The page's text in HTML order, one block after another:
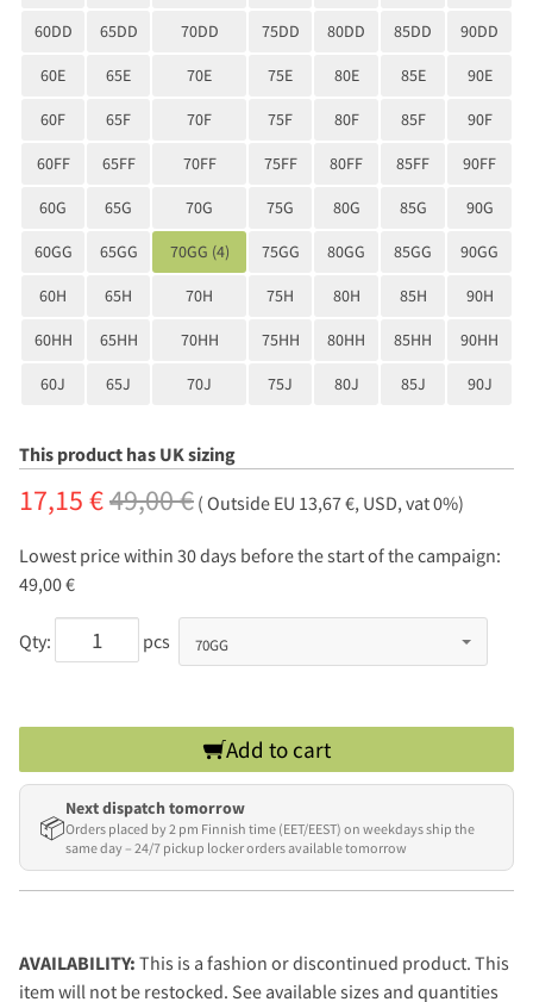
60DD 65DD 70DD 75DD 80DD 85DD 90DD
60E 65E 70E 75E 80E 85E 90E
60F 65F 70F 75F 80F 85F 90F
60FF 65FF 70FF 75FF 80FF 85FF 90FF
60G 65G 70G 75G 80G 85G 90G
60GG 65GG 70GG (4) 75GG 80GG 85GG 90GG
60H 65H 70H 75H 80H 85H 90H
60HH 65HH 70HH 75HH 80HH 85HH 90HH
60J 65J 70J 75J 80J 85J 90J
This product has UK sizing
17,15 €49,00 € ( Outside EU 13,67 €, USD, vat 0%)
Lowest price within 30 days before the start of the campaign:
49,00 €
Qty: pcs
Add to cart
📦
Next dispatch tomorrow
Orders placed by 2 pm Finnish time (EET/EEST) on weekdays ship the
same day – 24/7 pickup locker orders available tomorrow
AVAILABILITY: This is a fashion or discontinued product. This
item will not be restocked. See available sizes and quantities